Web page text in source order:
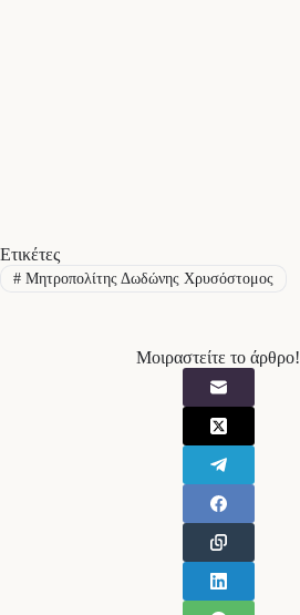
Ετικέτες
#Μητροπολίτης Δωδώνης Χρυσόστομος
Μοιραστείτε το άρθρο!